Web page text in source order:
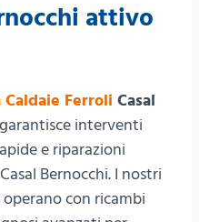
attivo
Caldaie Ferroli Casal
garantisce interventi
e riparazioni
Bernocchi. I nostri
con ricambi